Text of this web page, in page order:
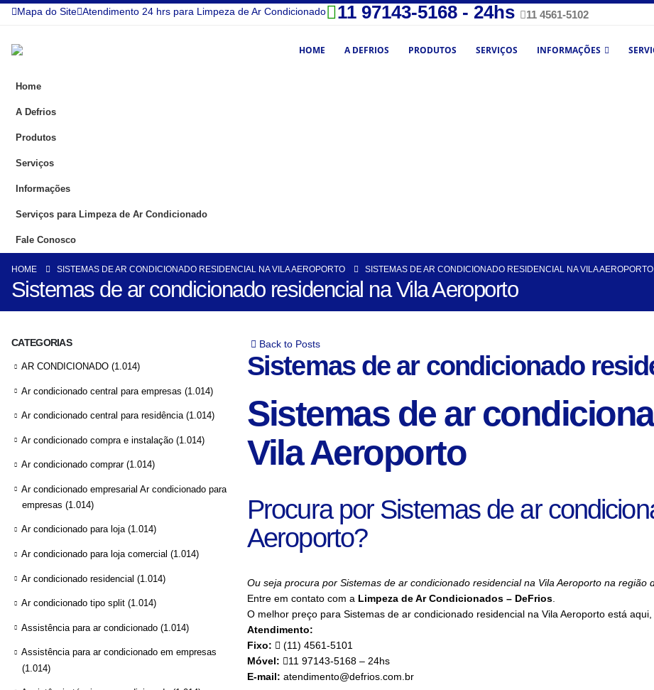
Mapa do Site Atendimento 24 hrs para Limpeza de Ar Condicionado 11 97143-5168 - 24hs 11 4561-5102
HOME A DEFRIOS PRODUTOS SERVIÇOS INFORMAÇÕES
Home
A Defrios
Produtos
Serviços
Informações
Serviços para Limpeza de Ar Condicionado
Fale Conosco
HOME SISTEMAS DE AR CONDICIONADO RESIDENCIAL NA VILA AEROPORTO SISTEMAS DE AR CONDICIONADO RESIDENCIAL NA VILA AEROPORTO
Sistemas de ar condicionado residencial na Vila Aeroporto
Back to Posts
Sistemas de ar condicionado
Sistemas de ar
Vila Aeroporto
Procura por Sistemas de ar
Aeroporto?
Ou seja procura por Sistemas de ar condicionado residencial na Vila Aeroporto na região
Entre em contato com a Limpeza de Ar Condicionados – DeFrios
O melhor preço para Sistemas de ar condicionado residencial na Vila Aeroporto está
Atendimento:
Fixo:
(11) 4561-5101
Móvel:
11 97143-5168 – 24hs
E-mail: atendimento@defrios.com.br
CATEGORIAS
AR CONDICIONADO (1.014)
Ar condicionado central para empresas (1.014)
Ar condicionado central para residência(1.014)
Ar condicionado compra e instalação (1.014)
Ar condicionado comprar(1.014)
Ar condicionado empresarial Ar condicionado para
empresas (1.014)
Ar condicionado para loja(1.014)
Ar condicionado para loja comercial (1.014)
Ar condicionado residencial (1.014)
Ar condicionado tipo split (1.014)
Assistência para ar condicionado (1.014)
Assistência para ar condicionado em empresas
(1.014)